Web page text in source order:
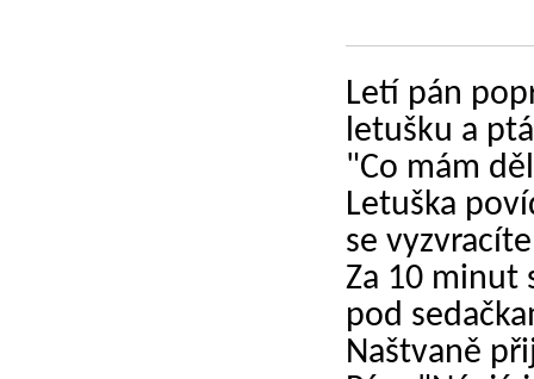
Letí pán
letušku a
"Co mám
Letuška
se
Za 10 minut
pod
Naštvaně